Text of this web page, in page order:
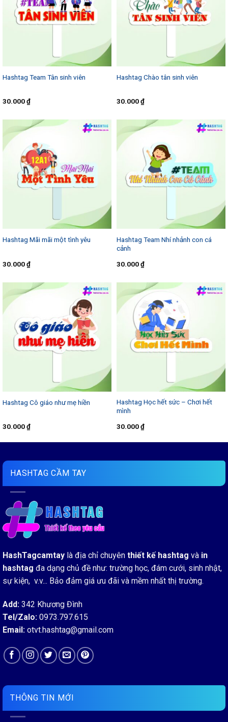
Hashtag Team Tân sinh viên
30.000₫
Hashtag Chào tân sinh viên
30.000₫
Hashtag Mãi mãi một tình yêu
30.000₫
Hashtag Team Nhí nhảnh con cá
cảnh
30.000₫
Hashtag Cô giáo như mẹ hiền
30.000₫
Hashtag Học hết sức – Chơi hết
mình
30.000₫
HASHTAG CẦM TAY
HashTagcamtay là địa chỉ chuyên thiết kế hashtag và in
hashtag đa dạng chủ đề như: trường học, đám cưới, sinh nhật,
sự kiện, v.v... Bảo đảm giá ưu đãi và mềm nhất thị trường.
Add: 342 Khương Đình
Tel/Zalo: 0973.797.615
Email: otvt.hashtag@gmail.com
THÔNG TIN MỚI